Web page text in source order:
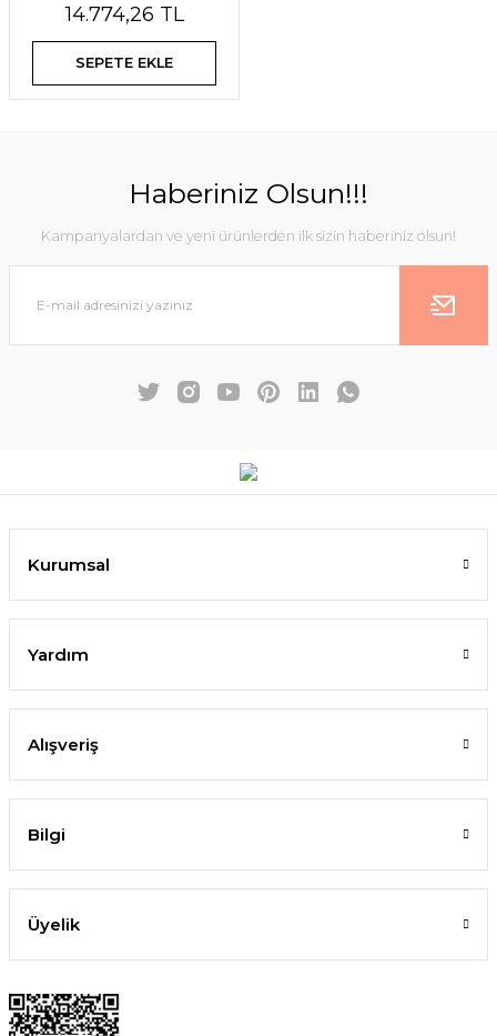
14.774,26 TL
SEPETE EKLE
Haberiniz Olsun!!!
Kampanyalardan ve yeni ürünlerden ilk sizin haberiniz olsun!
Kurumsal
Yardım
Alışveriş
Bilgi
Üyelik